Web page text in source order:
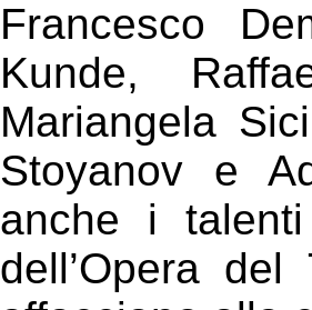
Francesco
Kunde,
Mariangela
Stoyanov e
anche i
dell’Opera